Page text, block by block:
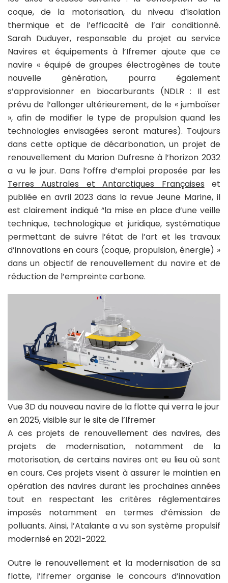
coque, de la motorisation, du niveau d’isolation
thermique et de l’efficacité de l’air conditionné.
Sarah Duduyer, responsable du projet au service
Navires et équipements à l’Ifremer ajoute que ce
navire « équipé de groupes électrogènes de toute
nouvelle génération, pourra également
s’approvisionner en biocarburants (NDLR : Il est
prévu de l’allonger ultérieurement, de le « jumboïser
», afin de modifier le type de propulsion quand les
technologies envisagées seront matures). Toujours
dans cette optique de décarbonation, un projet de
renouvellement du Marion Dufresne à l’horizon 2032
a vu le jour. Dans l’offre d’emploi proposée par les
Terres Australes et Antarctiques Françaises et
publiée en avril 2023 dans la revue Jeune Marine, il
est clairement indiqué “la mise en place d’une veille
technique, technologique et juridique, systématique
permettant de suivre l’état de l’art et les travaux
d’innovations en cours (coque, propulsion, énergie) »
dans un objectif de renouvellement du navire et de
réduction de l’empreinte carbone.
Vue 3D du nouveau navire de la flotte qui verra le jour
en 2025, visible sur le site de l’Ifremer
A ces projets de renouvellement des navires, des
projets de modernisation, notamment de la
motorisation, de certains navires ont eu lieu où sont
en cours. Ces projets visent à assurer le maintien en
opération des navires durant les prochaines années
tout en respectant les critères réglementaires
imposés notamment en termes d’émission de
polluants. Ainsi, l’Atalante a vu son système propulsif
modernisé en 2021-2022.
Outre le renouvellement et la modernisation de sa
flotte, l’Ifremer organise le concours d’innovation